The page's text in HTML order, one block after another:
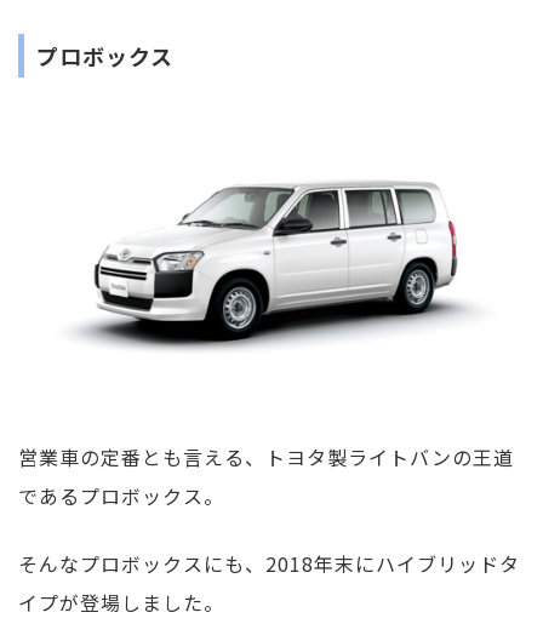
プロボックス
営業車の定番とも言える、トヨタ製ライトバンの王道
であるプロボックス。
そんなプロボックスにも、2018年末にハイブリッドタ
イプが登場しました。